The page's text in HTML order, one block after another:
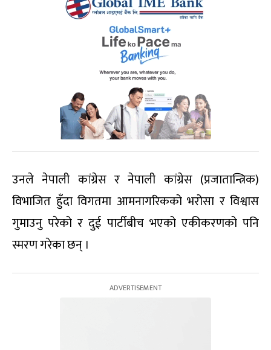
उनले नेपाली कांग्रेस र नेपाली कांग्रेस (प्रजातान्त्रिक)
विभाजित हुँदा विगतमा आमनागरिकको भरोसा र विश्वास
गुमाउनु परेको र दुई पार्टीबीच भएको एकीकरणको पनि
स्मरण गरेका छन् ।